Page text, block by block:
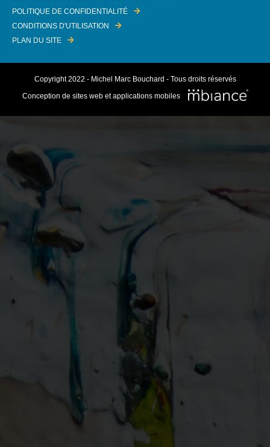
POLITIQUE DE CONFIDENTIALITÉ
CONDITIONS D'UTILISATION
PLAN DU SITE
Copyright 2022 - Michel Marc Bouchard - Tous droits réservés
Conception de sites web et applications mobiles